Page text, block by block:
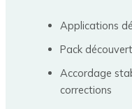
Applications
Pack
Accordage
corrections